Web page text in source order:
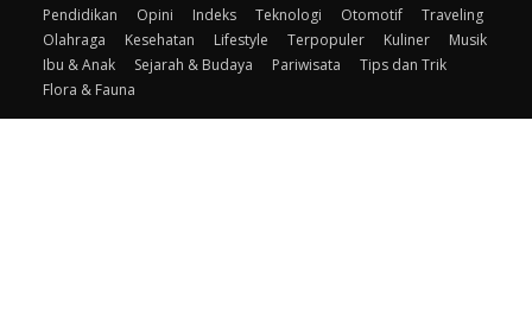
Pendidikan
Opini Indeks Teknologi Otomotif
Traveling
Olahraga
Kesehatan Lifestyle Terpopuler Kuliner
Musik
Ibu & Anak
Sejarah & Budaya Pariwisata
Tips dan Trik
Flora & Fauna